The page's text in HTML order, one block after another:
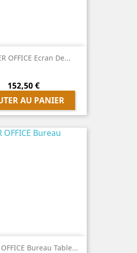
OFFICE Ecran De...
Prix
152,50 €
AU PANIER
OFFICE Bureau Table...